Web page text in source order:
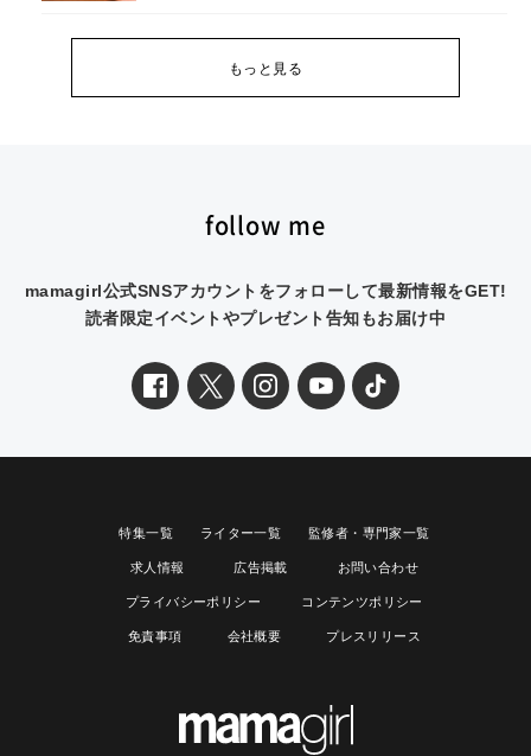
もっと見る
follow me
mamagirl公式SNSアカウントをフォローして最新情報をGET!
読者限定イベントやプレゼント告知もお届け中
特集一覧 ライター一覧 監修者・専門家一覧
求人情報 広告掲載 お問い合わせ
プライバシーポリシー コンテンツポリシー
免責事項 会社概要 プレスリリース